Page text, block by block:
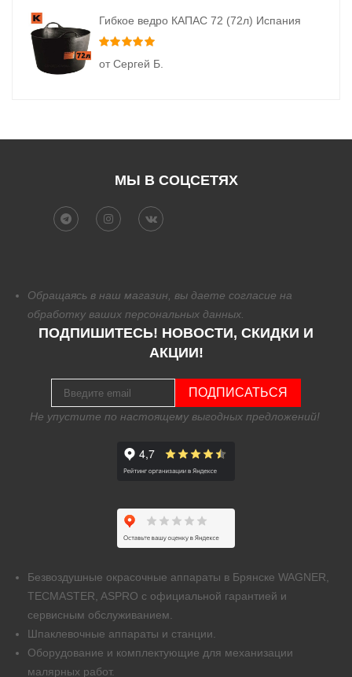
Гибкое ведро КАПАС 72 (72л) Испания
от Сергей Б.
МЫ В СОЦСЕТЯХ
Обращаясь в наш магазин, вы даете согласие на
обработку ваших персональных данных.
ПОДПИШИТЕСЬ! НОВОСТИ, СКИДКИ И
АКЦИИ!
ПОДПИСАТЬСЯ
Не упустите по настоящему выгодных предложений!
Безвоздушные окрасочные аппараты в Брянске WAGNER,
TECMASTER, ASPRO с официальной гарантией и
сервисным обслуживанием.
Шпаклевочные аппараты и станции.
Оборудование и комплектующие для механизации
малярных работ.